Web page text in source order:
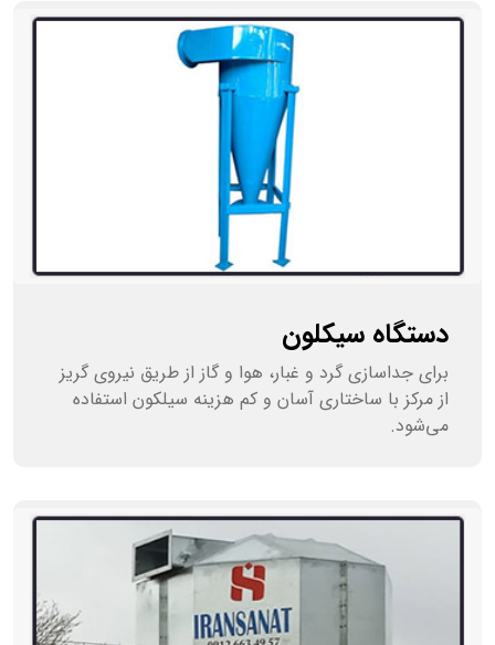
دستگاه سیکلون
برای جداسازی گرد و غبار، هوا و گاز از طریق نیروی گریز
از مرکز با ساختاری آسان و کم هزینه سیلکون استفاده
می‌شود.